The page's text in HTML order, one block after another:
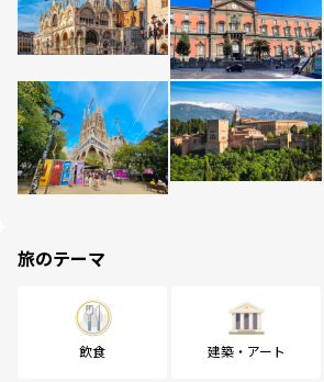
旅のテーマ
飲食 建築・アート